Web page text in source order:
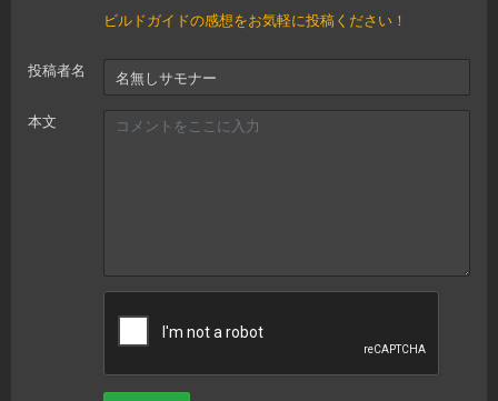
ビルドガイドの感想をお気軽に投稿ください！
投稿者名
本文